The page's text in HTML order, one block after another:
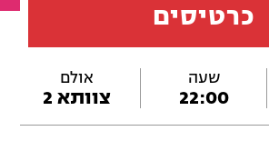
כרטיסים
שעה
22:00
אולם
צוותא 2